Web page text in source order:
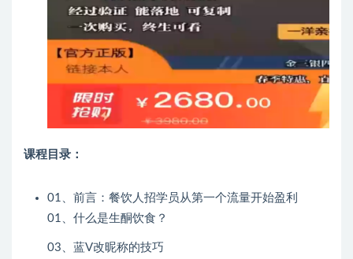
课程目录：
01、前言：餐饮人招学员从第一个流量开始盈利
01、什么是生酮饮食？
03、蓝V改昵称的技巧